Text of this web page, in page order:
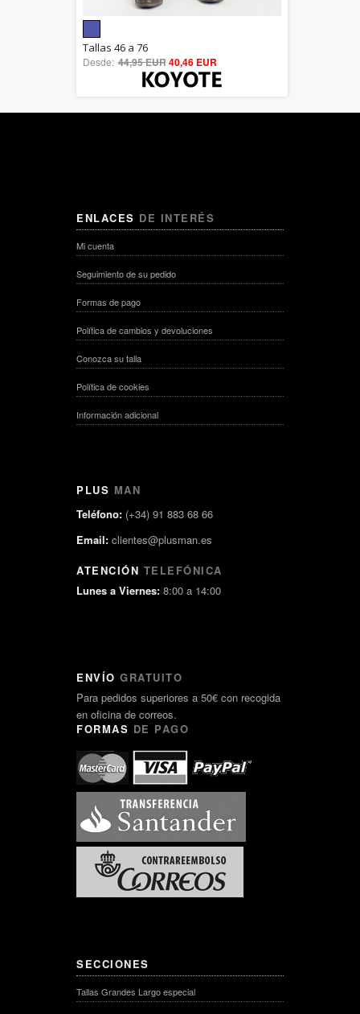
out of 5
Tallas 46 a 76
Desde: 44,95 EUR40,46 EUR
ENLACES DE INTERÉS
Mi cuenta
Seguimiento de su pedido
Formas de pago
Política de cambios y devoluciones
Conozca su talla
Política de cookies
Información adicional
PLUS MAN
Teléfono: (+34) 91 883 68 66
Email: clientes@plusman.es
ATENCIÓN TELEFÓNICA
Lunes a Viernes: 8:00 a 14:00
ENVÍO GRATUITO
Para pedidos superiores a 50€ con recogida
en oficina de correos.
FORMAS DE PAGO
SECCIONES
Tallas Grandes Largo especial